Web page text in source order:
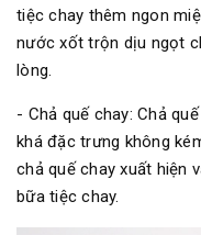
tiệc chay thêm ngon
nước xốt trộn dịu ngọt
lòng.
- Chả quế chay: Chả
khá đặc trưng không
chả quế chay xuất hiện
bữa tiệc chay.